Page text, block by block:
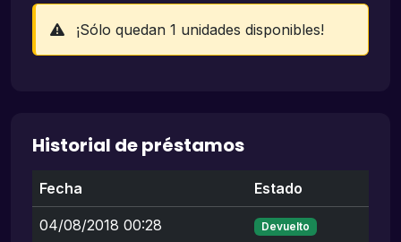
¡Sólo quedan 1 unidades disponibles!
Historial de préstamos
Fecha Estado
04/08/2018 00:28 Devuelto